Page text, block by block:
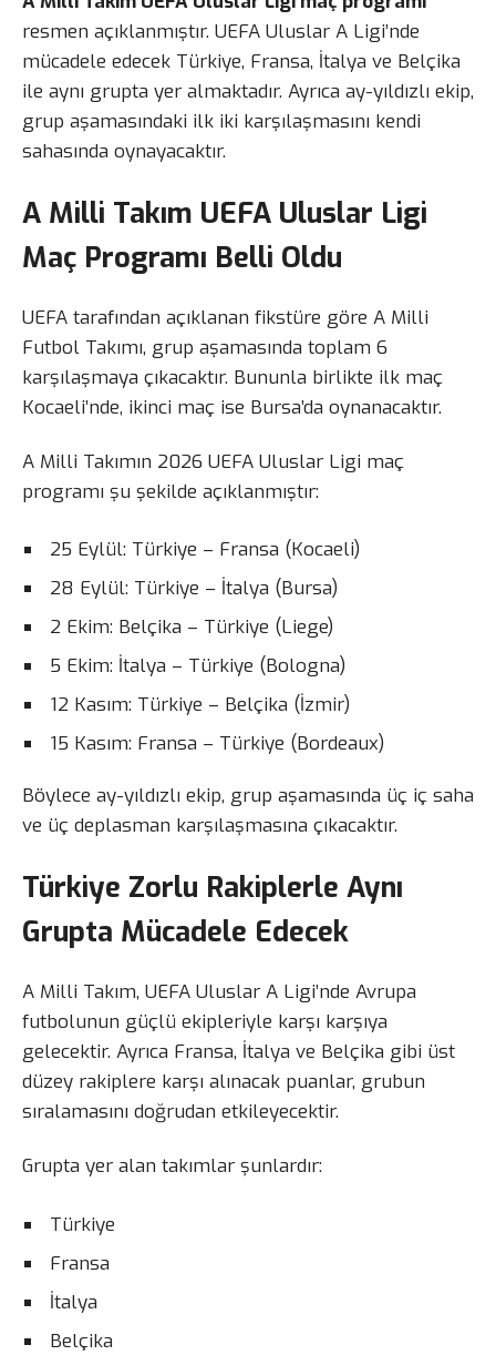
resmen açıklanmıştır. UEFA Uluslar A Ligi’nde
mücadele edecek Türkiye, Fransa, İtalya ve Belçika
ile aynı grupta yer almaktadır. Ayrıca ay-yıldızlı ekip,
grup aşamasındaki ilk iki karşılaşmasını kendi
sahasında oynayacaktır.
A Milli Takım UEFA Uluslar Ligi
Maç Programı Belli Oldu
UEFA tarafından açıklanan fikstüre göre A Milli
Futbol Takımı, grup aşamasında toplam 6
karşılaşmaya çıkacaktır. Bununla birlikte ilk maç
Kocaeli’nde, ikinci maç ise Bursa’da oynanacaktır.
A Milli Takımın 2026 UEFA Uluslar Ligi maç
programı şu şekilde açıklanmıştır:
25 Eylül: Türkiye – Fransa (Kocaeli)
28 Eylül: Türkiye – İtalya (Bursa)
2 Ekim: Belçika – Türkiye (Liege)
5 Ekim: İtalya – Türkiye (Bologna)
12 Kasım: Türkiye – Belçika (İzmir)
15 Kasım: Fransa – Türkiye (Bordeaux)
Böylece ay-yıldızlı ekip, grup aşamasında üç iç saha
ve üç deplasman karşılaşmasına çıkacaktır.
Türkiye Zorlu Rakiplerle Aynı
Grupta Mücadele Edecek
A Milli Takım, UEFA Uluslar A Ligi’nde Avrupa
futbolunun güçlü ekipleriyle karşı karşıya
gelecektir. Ayrıca Fransa, İtalya ve Belçika gibi üst
düzey rakiplere karşı alınacak puanlar, grubun
sıralamasını doğrudan etkileyecektir.
Grupta yer alan takımlar şunlardır:
Türkiye
Fransa
İtalya
Belçika